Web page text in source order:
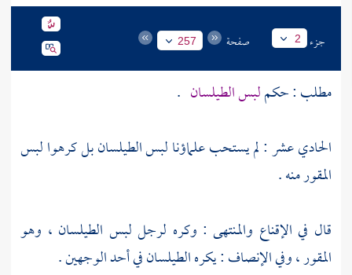
جزء 2 صفحة 257
مطلب : حكملبس الطيلسان .
الحادي عشر : لم يستحب علماؤنا لبس الطيلسان بل كرهوا لبس
المقور منه .
قال في الإقناع والمنتهى : وكره لرجل لبس الطيلسان ، وهو
المقور ، وفي الإنصاف : يكره الطيلسان في أحد الوجهين .